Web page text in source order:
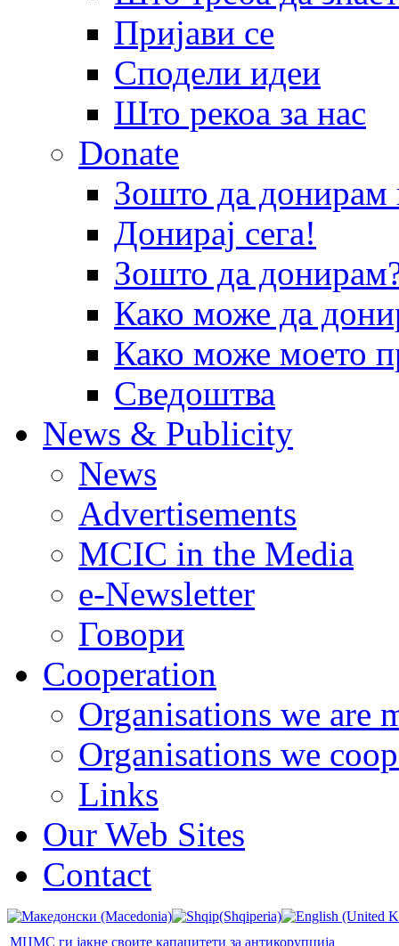
Пријави се
Сподели идеи
Што рекоа за нас
Donate
Зошто да
Донирај сега!
Зошто да
Како може да
Како може моето
Сведоштва
News & Publicity
News
Advertisements
MCIC in the Media
e-Newsletter
Говори
Cooperation
Organisations we are
Organisations we
Links
Our Web Sites
Contact
МЦМС ги јакне своите капацитети за антикорупција